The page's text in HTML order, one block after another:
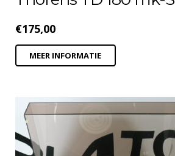
€175,00
MEER INFORMATIE